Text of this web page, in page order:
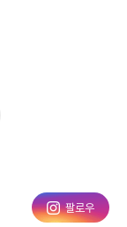
팔로우